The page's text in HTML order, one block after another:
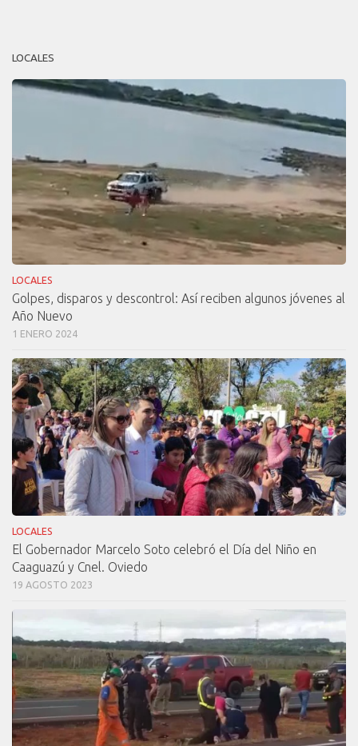
LOCALES
LOCALES
Golpes, disparos y descontrol: Así reciben algunos jóvenes al
Año Nuevo
1 ENERO 2024
LOCALES
El Gobernador Marcelo Soto celebró el Día del Niño en
Caaguazú y Cnel. Oviedo
19 AGOSTO 2023